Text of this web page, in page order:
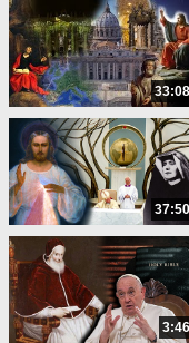
33:08
37:50
3:46